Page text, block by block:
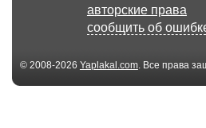
авторские права
сообщить об
© 2008-2026 Yaplakal.com. Все права